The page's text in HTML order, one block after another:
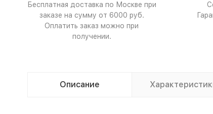
Бесплатная доставка по Москве при
заказе на сумму от 6000 руб.
Оплатить заказ можно при
получении.
Описание